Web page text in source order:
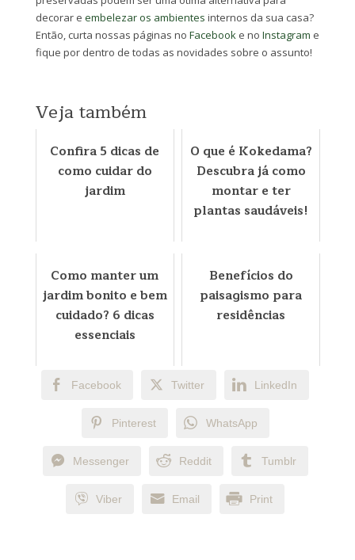
decorar e embelezar os ambientes internos da sua casa?
Então, curta nossas páginas no Facebooke no Instagram e
fique por dentro de todas as novidades sobre o assunto!
Veja também
Confira 5 dicas de
como cuidar do
jardim
O que é Kokedama?
Descubra já como
montar e ter
plantas saudáveis!
Como manter um
jardim bonito e bem
cuidado? 6 dicas
essenciais
Benefícios do
paisagismo para
residências
Facebook Twitter LinkedIn
Pinterest WhatsApp
Messenger Reddit Tumblr
Viber Email Print